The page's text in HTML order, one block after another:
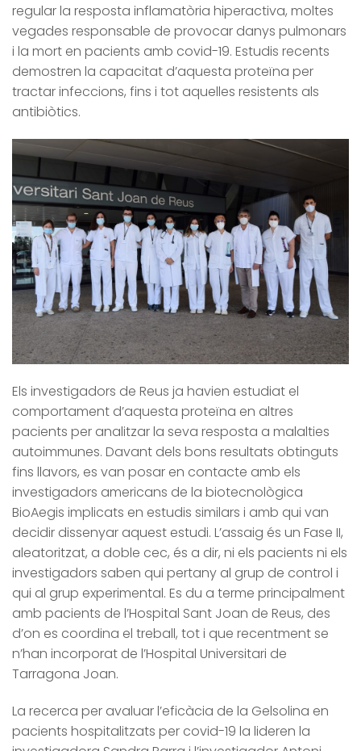
regular la resposta inflamatòria hiperactiva, moltes
vegades responsable de provocar danys pulmonars
i la mort en pacients amb covid-19. Estudis recents
demostren la capacitat d’aquesta proteïna per
tractar infeccions, fins i tot aquelles resistents als
antibiòtics.
Els investigadors de Reus ja havien estudiat el
comportament d’aquesta proteïna en altres
pacients per analitzar la seva resposta a malalties
autoimmunes. Davant dels bons resultats obtinguts
fins llavors, es van posar en contacte amb els
investigadors americans de la biotecnològica
BioAegis implicats en estudis similars i amb qui van
decidir dissenyar aquest estudi. L’assaig és un Fase II,
aleatoritzat, a doble cec, és a dir, ni els pacients ni els
investigadors saben qui pertany al grup de control i
qui al grup experimental. Es du a terme principalment
amb pacients de l’Hospital Sant Joan de Reus, des
d’on es coordina el treball, tot i que recentment se
n’han incorporat de l’Hospital Universitari de
Tarragona Joan.
La recerca per avaluar l’eficàcia de la Gelsolina en
pacients hospitalitzats per covid-19 la lideren la